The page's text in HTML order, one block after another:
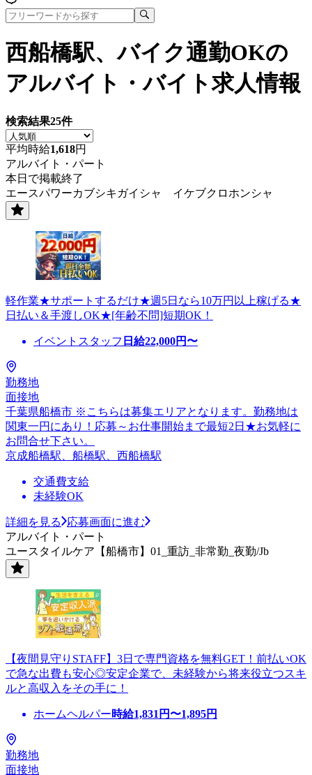
西船橋駅、バイク通勤OKの
アルバイト・バイト求人情報
検索結果25件
平均時給1,618円
アルバイト・パート
本日で掲載終了
エースパワーカブシキガイシャ イケブクロホンシャ
軽作業★サポートするだけ★週5日なら10万円以上稼げる★
日払い＆手渡しOK★[年齢不問]短期OK！
イベントスタッフ 日給22,000円〜
勤務地
面接地
千葉県船橋市 ※こちらは募集エリアとなります。勤務地は
関東一円にあり！応募～お仕事開始まで最短2日★お気軽に
お問合せ下さい。
京成船橋駅、船橋駅、西船橋駅
交通費支給
未経験OK
詳細を見る
応募画面に進む
アルバイト・パート
ユースタイルケア【船橋市】01_重訪_非常勤_夜勤/Jb
【夜間見守りSTAFF】3日で専門資格を無料GET！前払いOK
で急な出費も安心◎安定企業で、未経験から将来役立つスキ
ルと高収入をその手に！
ホームヘルパー時給1,831 円〜1,895円
勤務地
面接地